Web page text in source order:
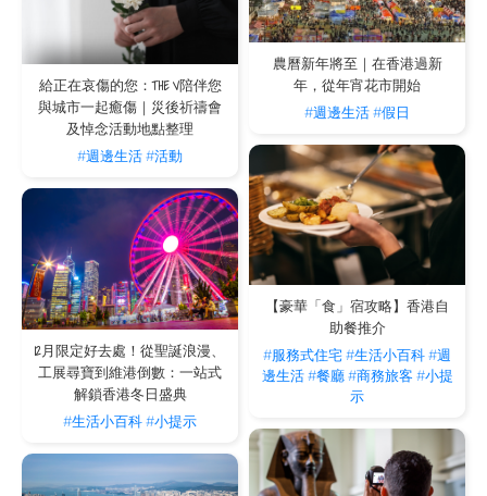
或需要更大活動空間的進階玩家。
地址： 九龍灣宏照道 38 號 MegaBox 13 樓 3 號舖
參考收費： 會員價為 HK$290/小時（非繁忙時間）至 HK$390/小時（繁忙時
間）；非會員收費則約為 HK$600/小時。
交通指南與 The V 專屬便利
THE LODGE by V 的住客能盡享西九龍交通樞紐的絕對優勢，輕鬆跨區體驗專業大型
場地的魅力。回到西九龍的寓所後，您可以坐在寬敞的起居室中飽覽都會風景，讓揮
The LODGE by V：位於西九龍廣東道 535 號，乘車前往約 12 分鐘。
V WANCHAI：位於灣仔謝斐道180 號，乘車前往約 16 分鐘。
V CAUSEWAY BAY / THE HAYWORTH：位於銅鑼灣怡和街 9 號，乘車前往
約 15 分鐘。
V CAUSEWAY BAY 2：位於銅鑼灣道 25 號，乘車前往約 15 分鐘。
The V Happy Valley：位於跑馬地成和道 68 號，乘車前往約 17 分鐘。
運動後的極致放鬆：在 The V 服務式公寓享受
專屬空間
盡情揮汗後，最渴望的莫過於一個能讓身心徹底煥新的避世綠洲。作為香港服務式公
寓品牌，The V 深明白領精英與回流人士對生活細節的嚴格要求。入住 The V 服務式
公寓，您無需為日常家居清潔煩心，專業的房務管理團隊會為您妥善打理一切起居細
節。選擇 The V，不僅是選擇了一個位處都會核心的居所，更是選擇了一種零妥協、
充滿活力的尊貴精英生活態度。
農曆新年將至｜在香港過新
年，從年宵花市開始
#週邊生活#假日
給正在哀傷的您：THE V陪伴您
與城市一起癒傷｜災後祈禱會
及悼念活動地點整理
#週邊生活#活動
【豪華「食」宿攻略】香港自
助餐推介
#服務式住宅#生活小百科#週
邊生活 #餐廳 #商務旅客 #小提
示
12月限定好去處！從聖誕浪漫、
工展尋寶到維港倒數：一站式
解鎖香港冬日盛典
#生活小百科#小提示